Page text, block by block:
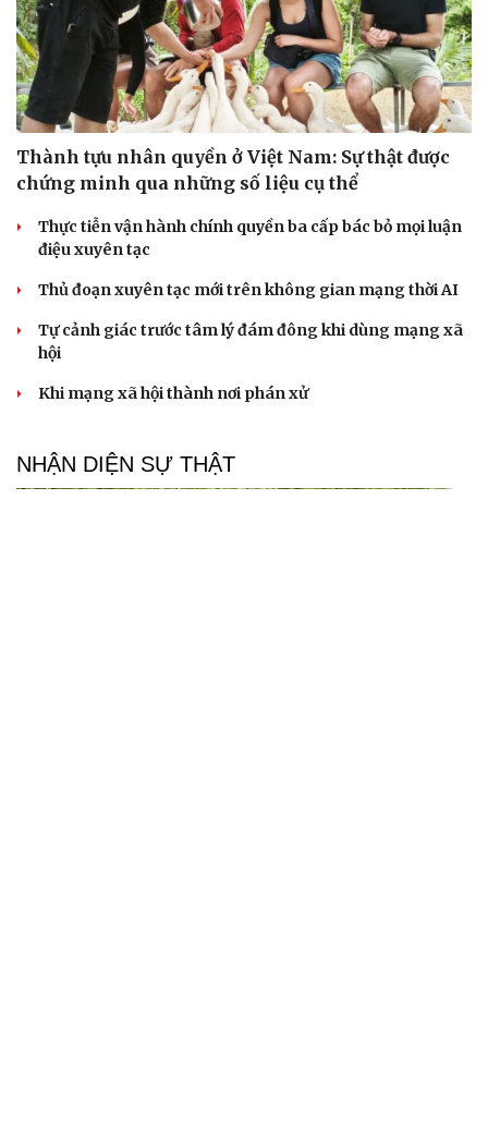
Thành tựu nhân quyền ở Việt Nam: Sự thật được
chứng minh qua những số liệu cụ thể
Thực tiễn vận hành chính quyền ba cấp bác bỏ mọi luận
điệu xuyên tạc
Thủ đoạn xuyên tạc mới trên không gian mạng thời AI
Tự cảnh giác trước tâm lý đám đông khi dùng mạng xã
hội
Khi mạng xã hội thành nơi phán xử
NHẬN DIỆN SỰ THẬT